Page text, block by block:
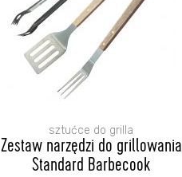
sztućce do grilla
Zestaw narzędzi do grillowania
Standard Barbecook